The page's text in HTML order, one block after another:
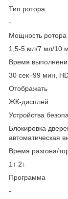
Тип ротора
-
Мощность ротора
1,5-5 мл/7 мл/10
Время
30 сек–99 мин,
Отображать
ЖК-дисплей
Устройства
Блокировка
автоматическая
Время разгона/
1↑ 2↓
Программа
-